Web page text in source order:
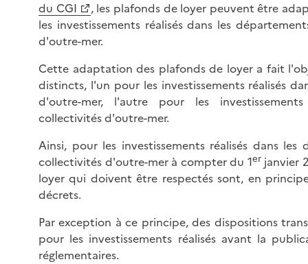
du CGI
, les plafonds de loyer peuvent être
les investissements réalisés dans les
d'outre-mer.
Cette adaptation des plafonds de loyer a fait
distincts, l'un pour les investissements réalisés
d'outre-mer, l'autre pour les
collectivités d'outre-mer.
Ainsi, pour les investissements réalisés dans les
collectivités d'outre-mer à compter du 1erjanvier
loyer qui doivent être respectés sont, en
décrets.
Par exception à ce principe, des dispositions
pour les investissements réalisés avant la
réglementaires.